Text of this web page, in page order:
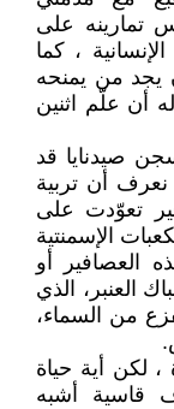
تمارينه على
، كما
يجد من يمنحه
أن علّم اثنين
صيدنايا قد
نعرف أن تربية
تعوّدت على
الإسمنتية
العصافير أو
العنبر، الذي
من السماء،
، لكن أية حياة
قاسية أشبه